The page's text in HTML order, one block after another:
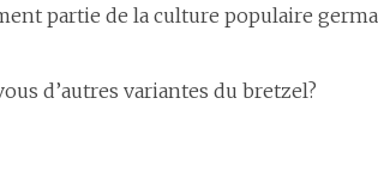
partie de la culture populaire
d’autres variantes du bretzel?